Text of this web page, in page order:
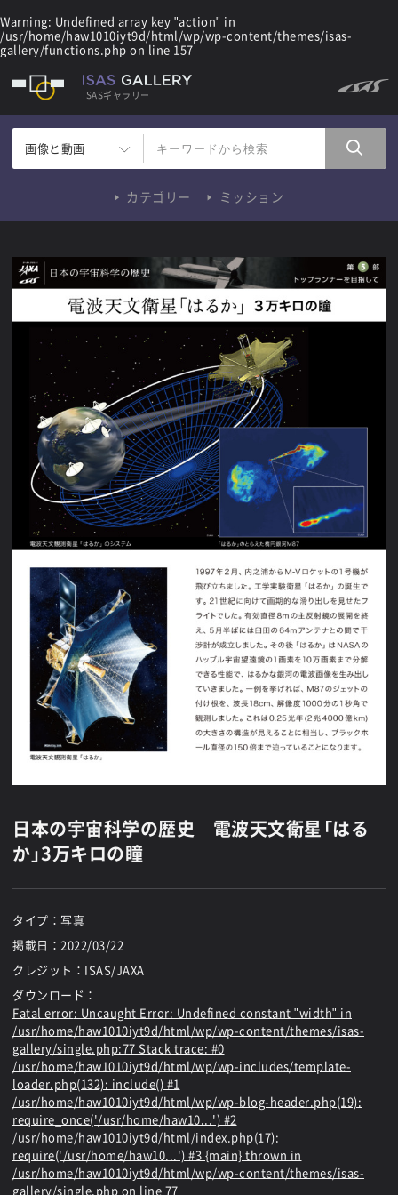
Warning: Undefined array key "action" in
/usr/home/haw1010iyt9d/html/wp/wp-content/themes/isas-
gallery/functions.php on line 157
ISASギャラリー
画像と動画
カテゴリー ミッション
日本の宇宙科学の歴史 電波天文衛星「はる
か」3万キロの瞳
タイプ：写真
掲載日： 2022/03/22
クレジット：ISAS/JAXA
ダウンロード：
Fatal error: Uncaught Error: Undefined constant "width" in
/usr/home/haw1010iyt9d/html/wp/wp-content/themes/isas-
gallery/single.php:77 Stack trace: #0
/usr/home/haw1010iyt9d/html/wp/wp-includes/template-
loader.php(132): include() #1
/usr/home/haw1010iyt9d/html/wp/wp-blog-header.php(19):
require_once('/usr/home/haw10...') #2
/usr/home/haw1010iyt9d/html/index.php(17):
require('/usr/home/haw10...') #3 {main} thrown in
/usr/home/haw1010iyt9d/html/wp/wp-content/themes/isas-
gallery/single.php on line 77